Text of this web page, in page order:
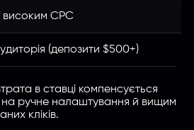
високим CPC
(депозити $500+)
в ставці компенсується
ручне налаштування й вищим
кліків.